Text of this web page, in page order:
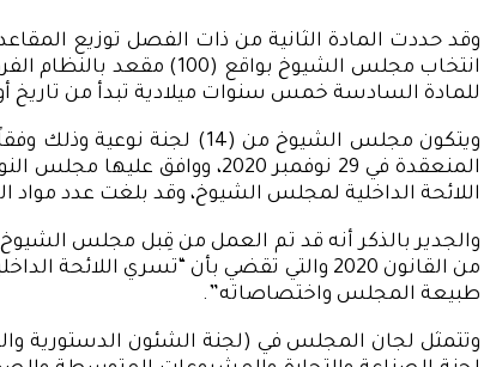
وقد حددت المادة الثانية من ذات الفصل توزيع
للمادة السادسة خمس سنوات ميلادية تبدأ من تاريخ
اللائحة الداخلية لمجلس الشيوخ، وقد بلغت عدد مواد اللائحة (292) مادة مُقسمة
طبيعة المجلس واختصاصاته”.
وتتمثل لجان المجلس في (لجنة الشئون الدستورية